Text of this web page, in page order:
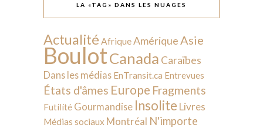
LA «TAG» DANS LES NUAGES
Actualité AfriqueAmérique Asie
BoulotCanada Caraïbes
Dans les médias EnTransit.ca Entrevues
États d'âmes Europe Fragments
Futilité Gourmandise Insolite Livres
Médias sociaux Montréal N'importe